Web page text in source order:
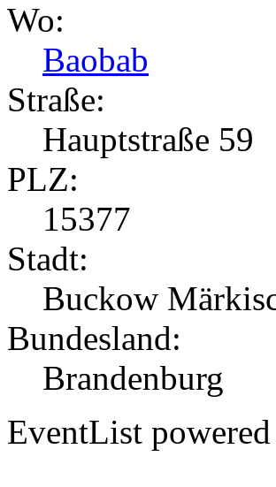
Wo:
Baobab
Straße:
Hauptstraße 59
PLZ:
15377
Stadt:
Buckow
Bundesland:
Brandenburg
EventList